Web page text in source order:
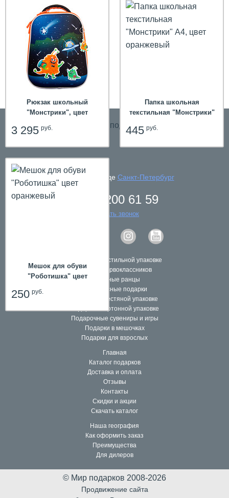
Рюкзак школьный
"Монстрики", цвет
3 295руб.
Папка школьная
текстильная "Монстрики"
445руб.
Мешок для обуви
"Роботишка" цвет
250руб.
телефон в городе Санкт-Петербург
8 800 200 61 59
заказать звонок
Подарки в текстильной упаковке
Наборы первоклассников
Школьные ранцы
Комплексные подарки
Подарки в жестяной упаковке
Подарки в картонной упаковке
Подарочные сувениры и игры
Подарки в мешочках
Подарки для взрослых
Главная
Каталог подарков
Доставка и оплата
Отзывы
Контакты
Скидки и акции
Скачать каталог
Наша география
Как оформить заказ
Преимущества
Для дилеров
© Мир подарков 2008-2026
Продвижение сайта